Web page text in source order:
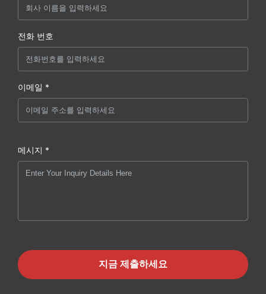
전화 번호
이메일 *
메시지 *
지금 제출하세요